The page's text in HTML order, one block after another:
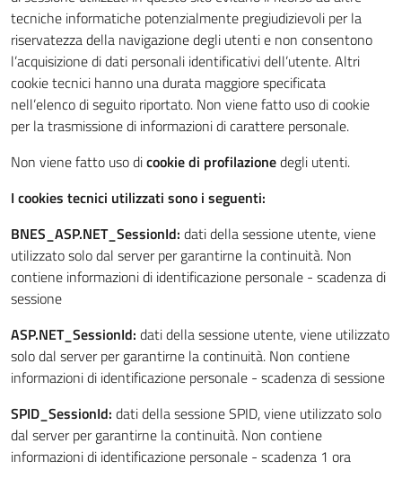
tecniche informatiche potenzialmente pregiudizievoli per la
riservatezza della navigazione degli utenti e non consentono
l’acquisizione di dati personali identificativi dell’utente. Altri
cookie tecnici hanno una durata maggiore specificata
nell’elenco di seguito riportato. Non viene fatto uso di cookie
per la trasmissione di informazioni di carattere personale.
Non viene fatto uso dicookie di profilazionedegli utenti.
I cookies tecnici utilizzati sono i seguenti:
BNES_ASP.NET_SessionId: dati della sessione utente, viene
utilizzato solo dal server per garantirne la continuità. Non
contiene informazioni di identificazione personale - scadenza di
sessione
ASP.NET_SessionId: dati della sessione utente, viene utilizzato
solo dal server per garantirne la continuità. Non contiene
informazioni di identificazione personale - scadenza di sessione
SPID_SessionId: dati della sessione SPID, viene utilizzato solo
dal server per garantirne la continuità. Non contiene
informazioni di identificazione personale - scadenza 1 ora